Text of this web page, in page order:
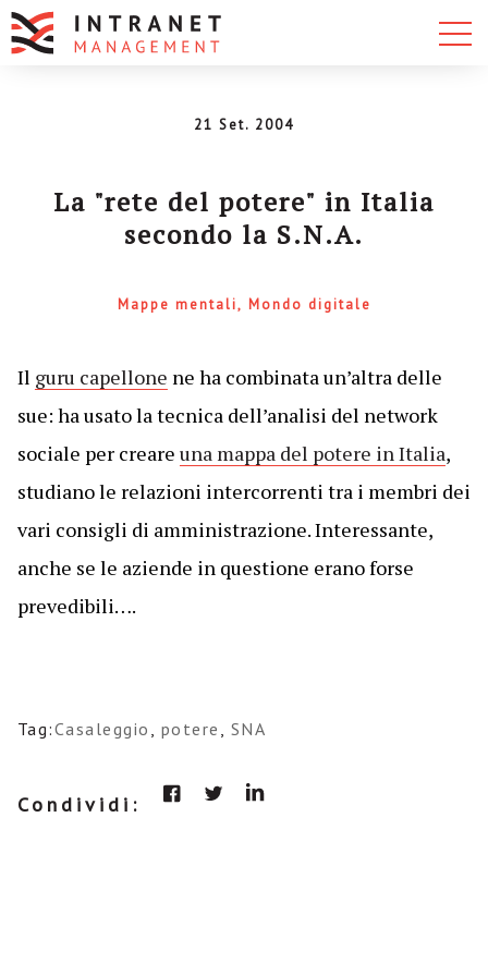
21 Set. 2004
La "rete del potere" in Italia
secondo la S.N.A.
Mappe mentali Mondo digitale
Il guru capellone ne ha combinata un’altra delle
sue: ha usato la tecnica dell’analisi del network
sociale per creare una mappa del potere in Italia,
studiano le relazioni intercorrenti tra i membri dei
vari consigli di amministrazione. Interessante,
anche se le aziende in questione erano forse
prevedibili….
Tag:Casaleggio , potere , SNA
Condividi: